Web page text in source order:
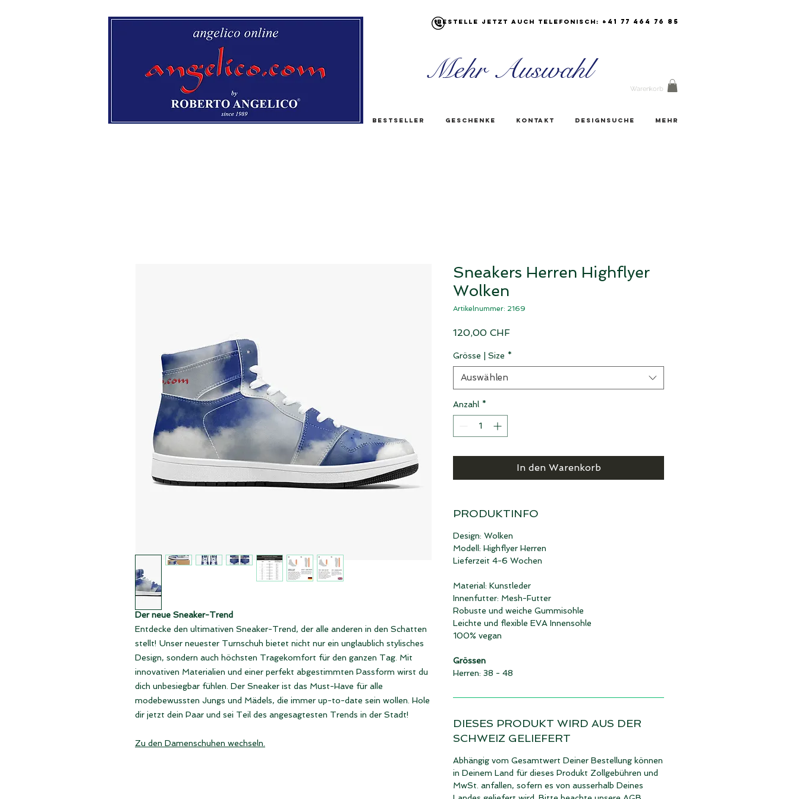
Bestelle jetzt auch Telefonisch: +41 77 464 76 85
Warenkorb
Mehr Auswahl
Bestseller Geschenke Kontakt Designsuche Mehr
Der neue Sneaker-Trend
Entdecke den ultimativen Sneaker-Trend, der alle anderen in den Schatten
stellt! Unser neuester Turnschuh bietet nicht nur ein unglaublich stylisches
Design, sondern auch höchsten Tragekomfort für den ganzen Tag. Mit
innovativen Materialien und einer perfekt abgestimmten Passform wirst du
dich unbesiegbar fühlen. Der Sneaker ist das Must-Have für alle
modebewussten Jungs und Mädels, die immer up-to-date sein wollen. Hole
dir jetzt dein Paar und sei Teil des angesagtesten Trends in der Stadt!
Zu den Damenschuhen wechseln.
Sneakers Herren Highflyer
Wolken
Artikelnummer: 2169
120,00 CHFPreis
Grösse | Size *
Auswählen
Anzahl *
In den Warenkorb
PRODUKTINFO
Design: Wolken
Modell: Highflyer Herren
Lieferzeit 4-6 Wochen
Material: Kunstleder
Innenfutter: Mesh-Futter
Robuste und weiche Gummisohle
Leichte und flexible EVA Innensohle
100% vegan
Grössen
Herren: 38 - 48
DIESES PRODUKT WIRD AUS DER
SCHWEIZ GELIEFERT
Abhängig vom Gesamtwert Deiner Bestellung können
in Deinem Land für dieses Produkt Zollgebühren und
MwSt. anfallen, sofern es von ausserhalb Deines